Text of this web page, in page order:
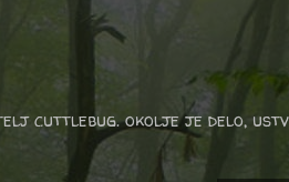
cuttlebug. okolje je delo,